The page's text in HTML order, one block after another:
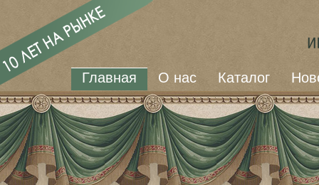
Главная О нас Каталог